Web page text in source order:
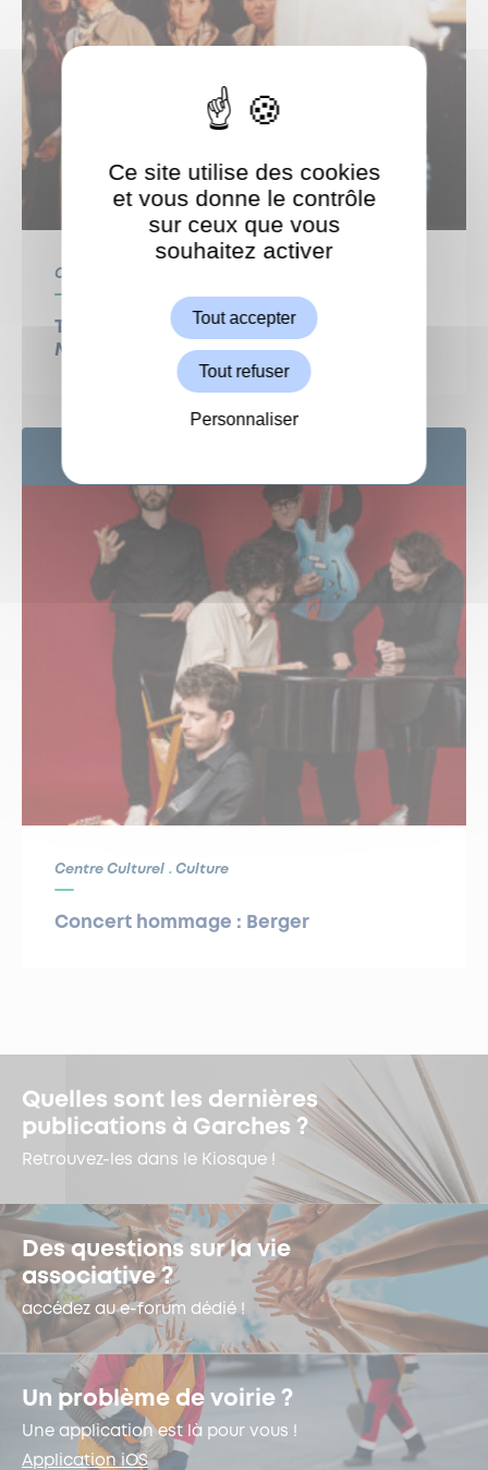
Centre Culturel
THÉÂTRE : Le procès d’une vie Gisèle,
Marie-Claire, Michèle… et les autres
Centre Culturel Culture
Concert hommage : Berger
Quelles sont les dernières
publications à Garches ?
Retrouvez-les dans le Kiosque !
Des questions sur la vie
associative ?
accédez au e-forum dédié !
Un problème de voirie ?
Une application est là pour vous !
Application iOS
ShareThis est désactivé.
Ce site utilise des cookies
et vous donne le contrôle
sur ceux que vous
souhaitez activer
Tout accepter
Tout refuser
Personnaliser